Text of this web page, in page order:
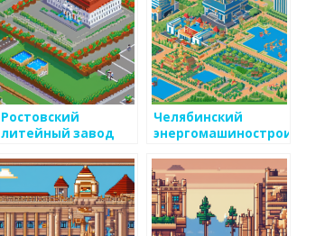
Ростовский
литейный завод
Челябинский